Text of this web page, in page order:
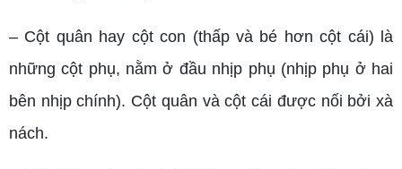
– Cột quân hay cột con (thấp và bé hơn cột cái) là
những cột phụ, nằm ở đầu nhịp phụ (nhịp phụ ở hai
bên nhịp chính). Cột quân và cột cái được nối bởi xà
nách.